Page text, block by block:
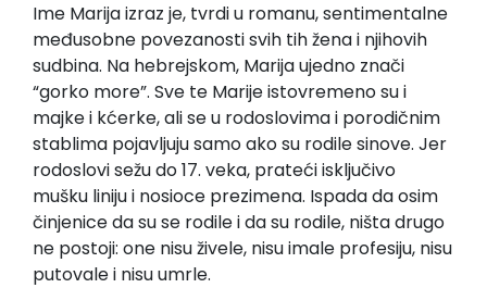
Ime Marija izraz je, tvrdi u romanu, sentimentalne
međusobne povezanosti svih tih žena i njihovih
sudbina. Na hebrejskom, Marija ujedno znači
“gorko more”. Sve te Marije istovremeno su i
majke i kćerke, ali se u rodoslovima i porodičnim
stablima pojavljuju samo ako su rodile sinove. Jer
rodoslovi sežu do 17. veka, prateći isključivo
mušku liniju i nosioce prezimena. Ispada da osim
činjenice da su se rodile i da su rodile, ništa drugo
ne postoji: one nisu živele, nisu imale profesiju, nisu
putovale i nisu umrle.